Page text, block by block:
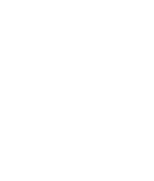
consultez <
Par exemple, les
de grands volumes de données
exemple, les enquêteurs peuvent
Salesforce configuré pour stocker
liés et chargés dans le
à partir de systèmes
S3
pour accéder à et charger
Vous pouvez attribuer des
autorisés à y accéder et à les